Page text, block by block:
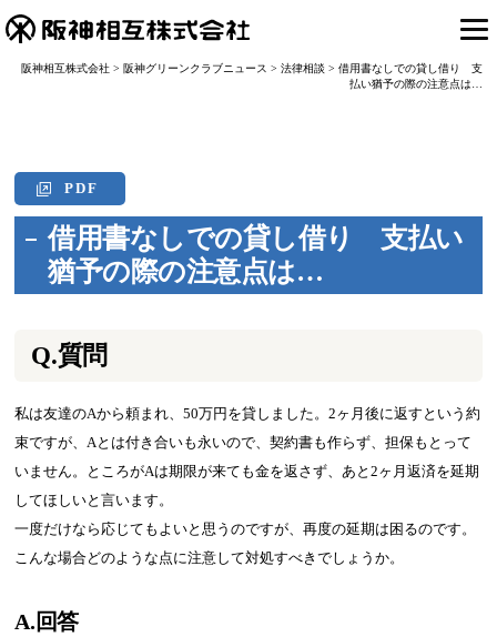
阪神相互株式会社> 阪神グリーンクラブニュース > 法律相談 > 借用書なしでの貸し借り 支
払い猶予の際の注意点は…
PDF
借用書なしでの貸し借り 支払い
猶予の際の注意点は…
Q.質問
私は友達のAから頼まれ、50万円を貸しました。2ヶ月後に返すという約
束ですが、Aとは付き合いも永いので、契約書も作らず、担保もとって
いません。ところがAは期限が来ても金を返さず、あと2ヶ月返済を延期
してほしいと言います。
一度だけなら応じてもよいと思うのですが、再度の延期は困るのです。
こんな場合どのような点に注意して対処すべきでしょうか。
A.回答